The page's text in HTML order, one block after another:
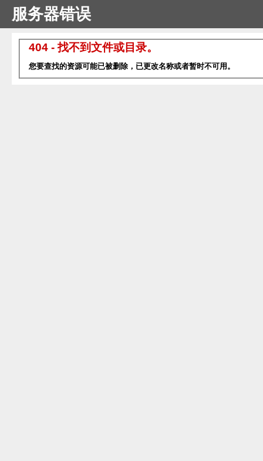
服务器错误
404 - 找不到文件或目录。
您要查找的资源可能已被删除，已更改名称或者暂时不可用。